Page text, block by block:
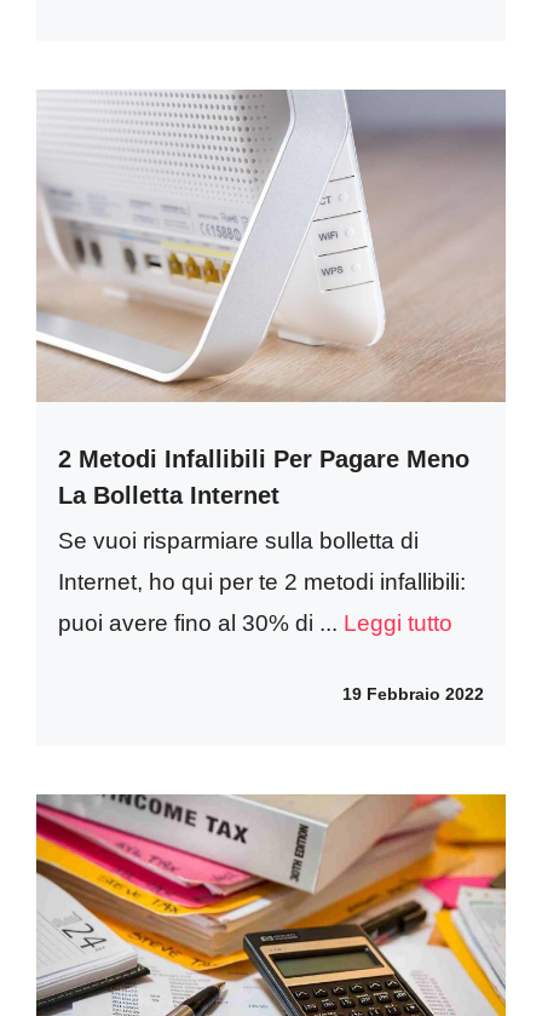
2 Metodi Infallibili Per Pagare Meno
La Bolletta Internet
Se vuoi risparmiare sulla bolletta di
Internet, ho qui per te 2 metodi infallibili:
puoi avere fino al 30% di ... Leggi tutto
19 Febbraio 2022